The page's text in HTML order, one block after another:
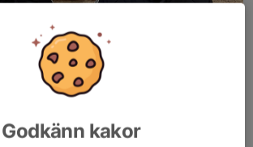
Godkänn kakor